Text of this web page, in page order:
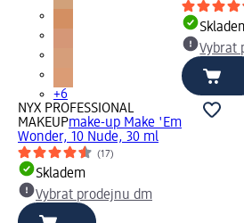
+6
NYX PROFESSIONAL
MAKEUPmake-up Make 'Em
Wonder, 10 Nude, 30 ml
(17)
Skladem
Vybrat prodejnu dm
Vybrat